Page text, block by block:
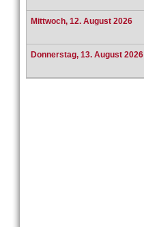
Mittwoch, 12. August 2026
Donnerstag, 13. August 2026